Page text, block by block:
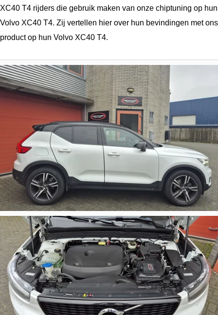
XC40 T4 rijders die gebruik maken van onze chiptuning op hun
Volvo XC40 T4. Zij vertellen hier over hun bevindingen met ons
product op hun Volvo XC40 T4.